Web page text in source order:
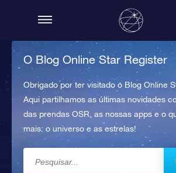
O Blog Online Star Register
Obrigado por ter visitado o Blog Online
Aqui partilhamos as últimas novidades
das prendas OSR, as nossas apps e o
mais: o universo e as estrelas!